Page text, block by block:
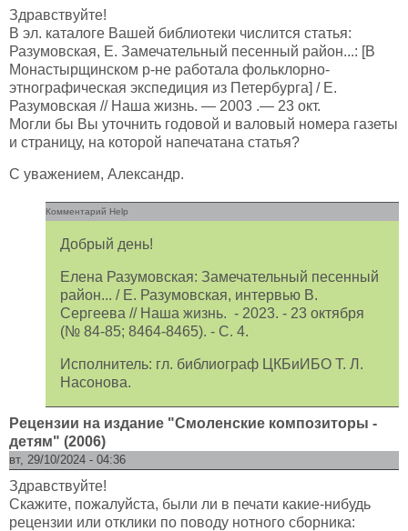
Здравствуйте!
В эл. каталоге Вашей библиотеки числится статья:
Разумовская, Е. Замечательный песенный район...: [В
Монастырщинском р-не работала фольклорно-
этнографическая экспедиция из Петербурга] / Е.
Разумовская // Наша жизнь. — 2003 .— 23 окт.
Могли бы Вы уточнить годовой и валовый номера газеты
и страницу, на которой напечатана статья?
С уважением, Александр.
Комментарий Help
Добрый день!
Елена Разумовская: Замечательный песенный
район... / Е. Разумовская, интервью В.
Сергеева // Наша жизнь. - 2023. - 23 октября
(№ 84-85; 8464-8465). - С. 4.
Исполнитель: гл. библиограф ЦКБиИБО Т. Л.
Насонова.
Рецензии на издание "Смоленские композиторы -
детям" (2006)
вт, 29/10/2024 - 04:36
Здравствуйте!
Скажите, пожалуйста, были ли в печати какие-нибудь
рецензии или отклики по поводу нотного сборника: